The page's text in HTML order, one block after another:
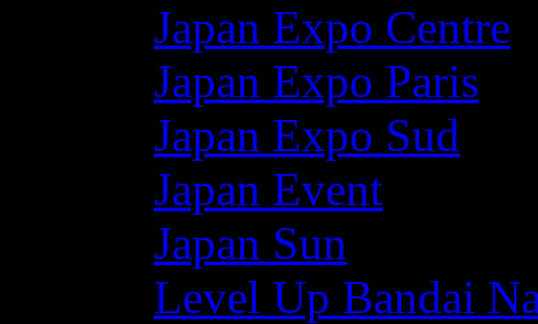
Japan Expo Centre
Japan Expo Paris
Japan Expo Sud
Japan Event
Japan Sun
Level Up Bandai